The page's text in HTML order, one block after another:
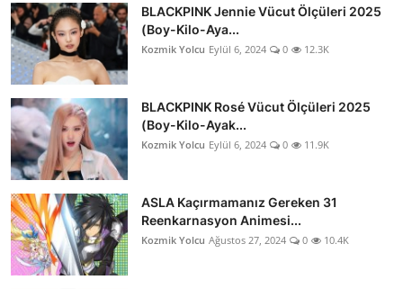
BLACKPINK Jennie Vücut Ölçüleri 2025
(Boy-Kilo-Aya...
Kozmik Yolcu Eylül 6, 2024 0 12.3K
BLACKPINK Rosé Vücut Ölçüleri 2025
(Boy-Kilo-Ayak...
Kozmik Yolcu Eylül 6, 2024 0 11.9K
ASLA Kaçırmamanız Gereken 31
Reenkarnasyon Animesi...
Kozmik Yolcu Ağustos 27, 2024 0 10.4K